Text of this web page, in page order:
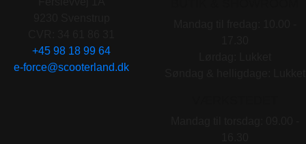
+45 98 18 99 64
e-force@scooterland.dk